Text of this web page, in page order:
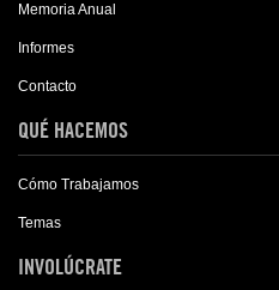
Memoria Anual
Informes
Contacto
QUÉ HACEMOS
Cómo Trabajamos
Temas
INVOLÚCRATE